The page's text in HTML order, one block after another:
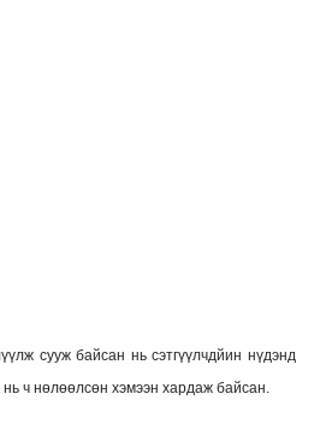
сууж байсан нь сэтгүүлчдйин нүдэнд
ч нөлөөлсөн хэмээн хардаж байсан.